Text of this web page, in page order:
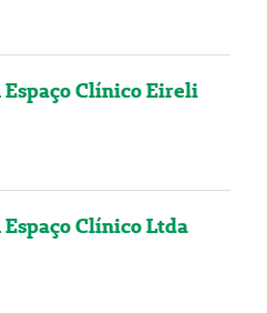
Clínico Eireli
Clínico Ltda